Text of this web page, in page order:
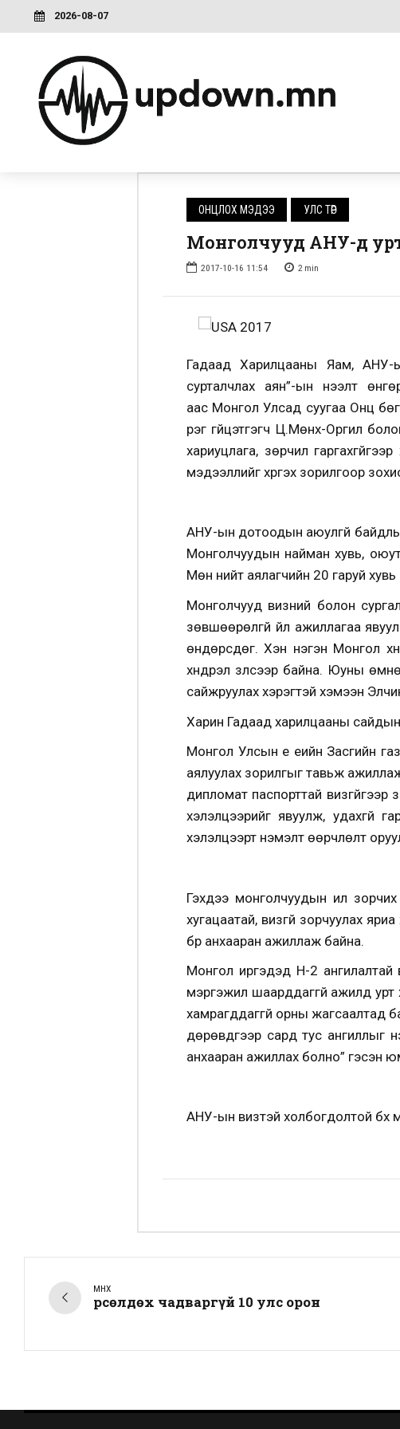
2026-08-07
ОНЦЛОХ МЭДЭЭ УЛС ТӨР
Монголчууд АНУ-д
2017-10-16 11:54 2 min
Гадаад Харилцааны Яам, АНУ-
сурталчлах аян”-ын нээлт
аас Монгол Улсад суугаа Онц
үүрэг гүйцэтгэгч Ц.Мөнх-Оргил
хариуцлага, зөрчил гаргахгүйгээр
мэдээллийг хүргэх зорилгоор
АНУ-ын дотоодын аюулгүй
Монголчуудын найман хувь,
Мөн нийт аялагчийн 20 гаруй
Монголчууд визний болон
зөвшөөрөлгүй үйл ажиллагаа
өндөрсдөг. Хэн нэгэн Монгол
хүндрэл үзүүлсээр байна. Юуны
сайжруулах хэрэгтэй хэмээн
Харин Гадаад харилцааны сайдын
Монгол Улсын үе үеийн Засгийн
аялуулах зорилгыг тавьж
дипломат паспорттай визгүйгээр
хэлэлцээрийг явуулж, удахгүй
хэлэлцээрт нэмэлт өөрчлөлт
Гэхдээ монголчуудын илүү
хугацаатай, визгүй зорчуулах
бүр анхааран ажиллаж байна.
Монгол иргэдэд Н-2 ангилалтай
мэргэжил шаарддаггүй ажилд
хамрагддаггүй орны жагсаалтад
дөрөвдүгээр сард тус ангиллыг
анхааран ажиллах болно” гэсэн
АНУ-ын визтэй холбогдолтой
ӨМНӨХ
Өрсөлдөх чадваргүй 10 улс орон